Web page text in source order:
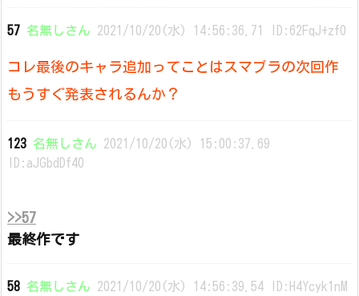
57 名無しさん 2021/10/20(水) 14:56:36.71 ID:62FqJ+zf0
コレ最後のキャラ追加ってことはスマブラの次回作
もうすぐ発表されるんか？
123 名無しさん 2021/10/20(水) 15:00:37.69
ID:aJGbdDf40
>>57
最終作です
58 名無しさん 2021/10/20(水) 14:56:39.54 ID:H4Ycyk1nM